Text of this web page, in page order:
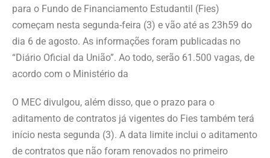
para o Fundo de Financiamento Estudantil (Fies)
começam nesta segunda-feira (3) e vão até as 23h59 do
dia 6 de agosto. As informações foram publicadas no
“Diário Oficial da União”. Ao todo, serão 61.500 vagas, de
acordo com o Ministério da
O MEC divulgou, além disso, que o prazo para o
aditamento de contratos já vigentes do Fies também terá
início nesta segunda (3). A data limite inclui o aditamento
de contratos que não foram renovados no primeiro